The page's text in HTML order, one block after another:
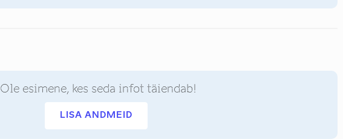
Ole esimene, kes seda infot täiendab!
LISA ANDMEID